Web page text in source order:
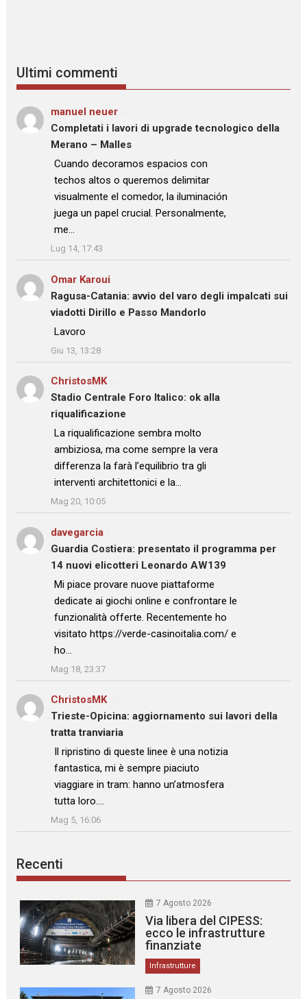
Ultimi commenti
manuel neuer
Completati i lavori di upgrade tecnologico della
Merano – Malles
: “
Cuando decoramos espacios con
techos altos o queremos delimitar
visualmente el comedor, la iluminación
juega un papel crucial. Personalmente,
me…
”
Lug 14, 17:43
Omar Karoui
Ragusa-Catania: avvio del varo degli impalcati sui
viadotti Dirillo e Passo Mandorlo
: “Lavoro
”
Giu 13, 13:28
ChristosMKsu
Stadio Centrale Foro Italico: ok alla
riqualificazione
: “La riqualificazione sembra molto
ambiziosa, ma come sempre la vera
differenza la farà l’equilibrio tra gli
interventi architettonici e la…
”
Mag 20, 10:05
davegarcia
Guardia Costiera: presentato il programma per
14 nuovi elicotteri Leonardo AW139
: “
Mi piace provare nuove piattaforme
dedicate ai giochi online e confrontare le
funzionalità offerte. Recentemente ho
visitato https://verde-casinoitalia.com/ e
ho…
”
Mag 18, 23:37
ChristosMKsu
Trieste-Opicina: aggiornamento sui lavori della
tratta tranviaria
: “Il ripristino di queste linee è una notizia
fantastica, mi è sempre piaciuto
viaggiare in tram: hanno un’atmosfera
tutta loro.…
Mag 5, 16:06
Recenti
7 Agosto 2026
Via libera del CIPESS:
ecco le infrastrutture
finanziate
Infrastrutture
7 Agosto 2026